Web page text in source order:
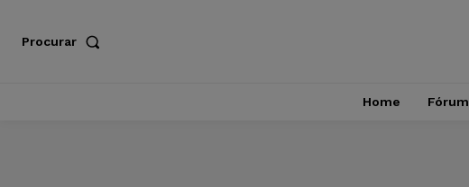
Procurar
Home Fórum